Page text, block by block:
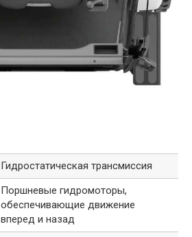
Гидростатическая трансмиссия
Поршневые гидромоторы,
обеспечивающие движение
вперед и назад